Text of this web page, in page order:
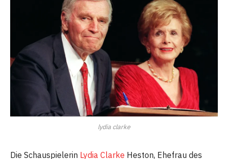
lydia clarke
Die Schauspielerin Lydia Clarke Heston, Ehefrau des